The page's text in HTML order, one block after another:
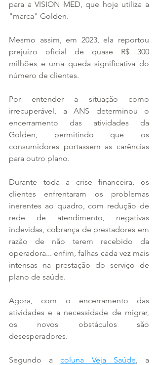
para a VISION MED, que hoje utiliza a
"marca" Golden.
Mesmo assim, em 2023, ela reportou
prejuízo oficial de quase R$ 300
milhões e uma queda significativa do
número de clientes.
Por entender a situação como
irrecuperável, a ANS determinou o
encerramento das atividades da
Golden, permitindo que os
consumidores portassem as carências
para outro plano.
Durante toda a crise financeira, os
clientes enfrentaram os problemas
inerentes ao quadro, com redução de
rede de atendimento, negativas
indevidas, cobrança de prestadores em
razão de não terem recebido da
operadora... enfim, falhas cada vez mais
intensas na prestação do serviço de
plano de saúde.
Agora, com o encerramento das
atividades e a necessidade de migrar,
os novos obstáculos são
desesperadores.
Segundo a coluna Veja Saúde , a